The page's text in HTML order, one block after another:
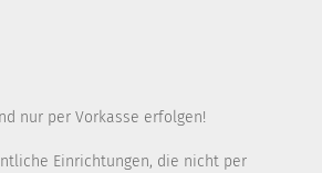
nur per Vorkasse erfolgen!
Einrichtungen, die nicht per